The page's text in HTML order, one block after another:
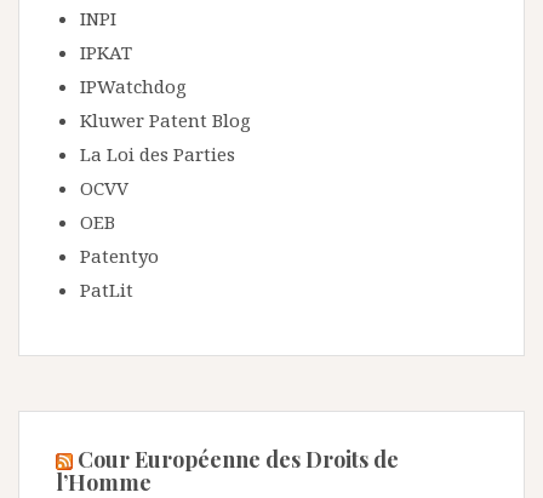
INPI
IPKAT
IPWatchdog
Kluwer Patent Blog
La Loi des Parties
OCVV
OEB
Patentyo
PatLit
Cour Européenne des Droits de
l’Homme